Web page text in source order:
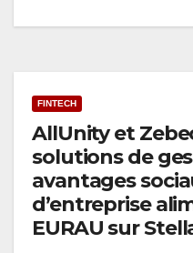
FINTECH
AllUnity et
solutions de
avantages
d’entreprise
EURAU sur